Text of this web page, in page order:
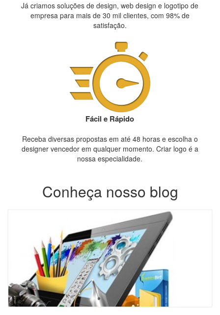
Já criamos soluções de design, web design e logotipo de
empresa para mais de 30 mil clientes, com 98% de
satisfação.
Fácil e Rápido
Receba diversas propostas em até 48 horas e escolha o
designer vencedor em qualquer momento. Criar logo é a
nossa especialidade.
Conheça nosso blog